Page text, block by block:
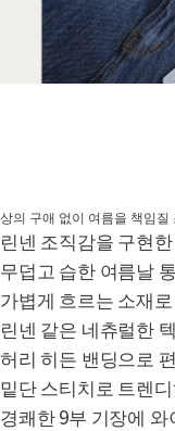
상의 구애 없이 여름을 책임질
린넨 조직감을 구현
무덥고 습한 여름날
가볍게 흐르는 소재
린넨 같은 네츄럴한
허리 히든 밴딩으로
밑단 스티치로 트렌
경쾌한 9부 기장에